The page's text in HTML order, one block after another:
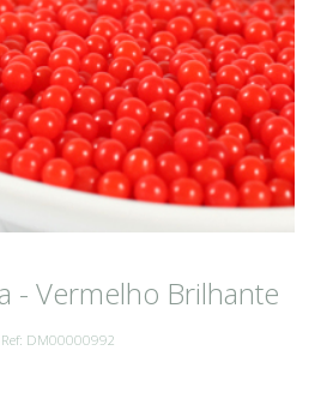
- Vermelho Brilhante
Ref: DM00000992